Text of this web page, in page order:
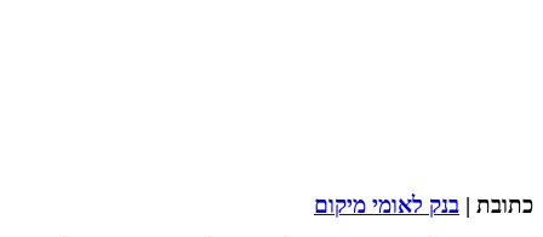
כתובת | בנק לאומי מיקום